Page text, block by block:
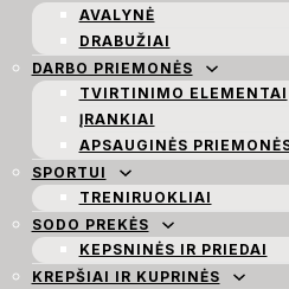
AVALYNĖ
DRABUŽIAI
DARBO PRIEMONĖS
TVIRTINIMO ELEMENTAI
ĮRANKIAI
APSAUGINĖS
SPORTUI
TRENIRUOKLIAI
SODO PREKĖS
KEPSNINĖS IR PRIEDAI
KREPŠIAI IR KUPRINĖS